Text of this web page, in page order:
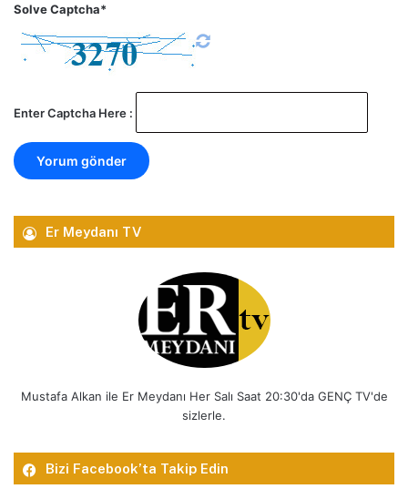
Solve Captcha*
Enter Captcha Here :
Er Meydanı TV
Mustafa Alkan ile Er Meydanı Her Salı Saat 20:30'da GENÇ TV'de
sizlerle.
Bizi Facebook’ta Takip Edin